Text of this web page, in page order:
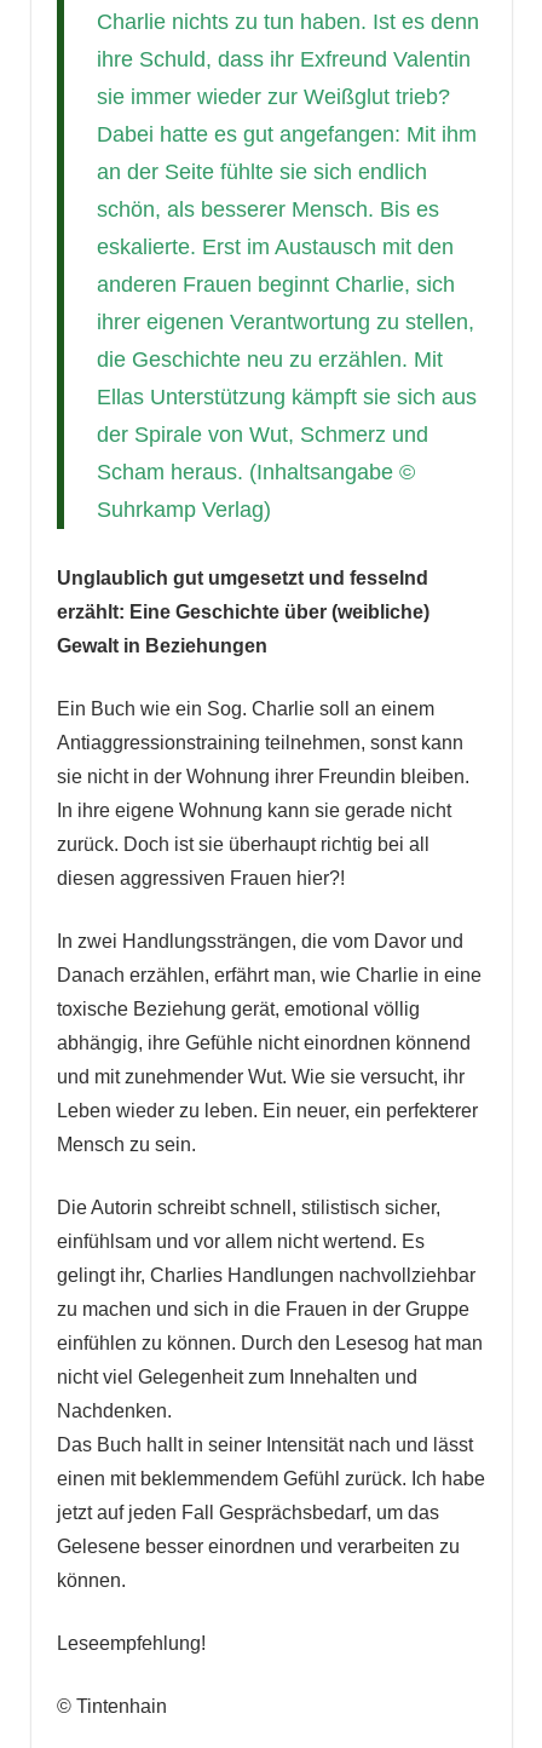
Charlie nichts zu tun haben. Ist es denn
ihre Schuld, dass ihr Exfreund Valentin
sie immer wieder zur Weißglut trieb?
Dabei hatte es gut angefangen: Mit ihm
an der Seite fühlte sie sich endlich
schön, als besserer Mensch. Bis es
eskalierte. Erst im Austausch mit den
anderen Frauen beginnt Charlie, sich
ihrer eigenen Verantwortung zu stellen,
die Geschichte neu zu erzählen. Mit
Ellas Unterstützung kämpft sie sich aus
der Spirale von Wut, Schmerz und
Scham heraus. (Inhaltsangabe ©
Suhrkamp Verlag)
Unglaublich gut umgesetzt und fesselnd
erzählt: Eine Geschichte über (weibliche)
Gewalt in Beziehungen
Ein Buch wie ein Sog. Charlie soll an einem
Antiaggressionstraining teilnehmen, sonst kann
sie nicht in der Wohnung ihrer Freundin bleiben.
In ihre eigene Wohnung kann sie gerade nicht
zurück. Doch ist sie überhaupt richtig bei all
diesen aggressiven Frauen hier?!
In zwei Handlungssträngen, die vom Davor und
Danach erzählen, erfährt man, wie Charlie in eine
toxische Beziehung gerät, emotional völlig
abhängig, ihre Gefühle nicht einordnen könnend
und mit zunehmender Wut. Wie sie versucht, ihr
Leben wieder zu leben. Ein neuer, ein perfekterer
Mensch zu sein.
Die Autorin schreibt schnell, stilistisch sicher,
einfühlsam und vor allem nicht wertend. Es
gelingt ihr, Charlies Handlungen nachvollziehbar
zu machen und sich in die Frauen in der Gruppe
einfühlen zu können. Durch den Lesesog hat man
nicht viel Gelegenheit zum Innehalten und
Nachdenken.
Das Buch hallt in seiner Intensität nach und lässt
einen mit beklemmendem Gefühl zurück. Ich habe
jetzt auf jeden Fall Gesprächsbedarf, um das
Gelesene besser einordnen und verarbeiten zu
können.
Leseempfehlung!
© Tintenhain